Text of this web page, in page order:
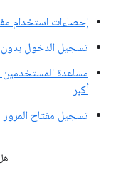
إحصاءات استخدام
تسجيل الدخول بدون
مساعدة المستخدمين
أكبر
تسجيل مفتاح المرور